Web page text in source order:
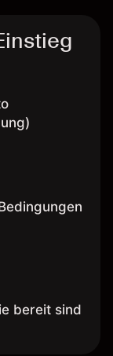
bereit sind